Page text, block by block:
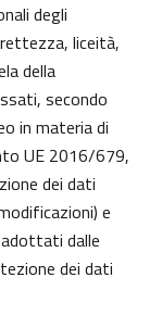
degli
liceità,
della
secondo
in materia di
UE 2016/679,
dei dati
e
dalle
dei dati